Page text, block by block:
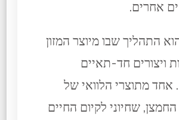
אחרים.
התהליך שבו מיוצר המזון
ויצורים חד-תאיים
אחד מתוצרי הלוואי של
שחיוני לקיום החיים